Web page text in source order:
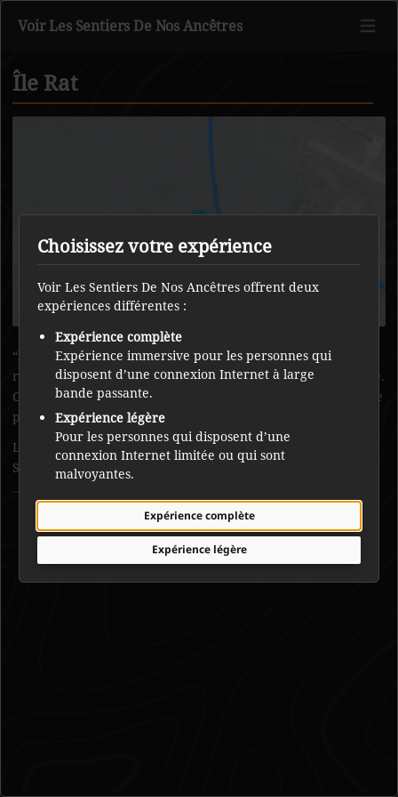
Retour au contenu principal
Voir Les Sentiers De Nos Ancêtres
Île Rat
L’île Rat est l’endroit où les femmes, les enfants et les chiens
restaient pendant que les hommes partaient faire de la traite.
C’était un endroit sûr. La dernière fois qu’on a utilisé cette île
pour cette raison, c’était vers 1930-1940.
Les forestiers sont venus et ont essayé de brûler l’île. Louis
Simpson et Annie Simpson se sont mariés sur l’île Rat.
Choisissez votre expérience
Voir Les Sentiers De Nos Ancêtres offrent deux
expériences différentes :
Expérience complète
Expérience immersive pour les personnes qui
disposent d’une connexion Internet à large
bande passante.
Expérience légère
Pour les personnes qui disposent d’une
connexion Internet limitée ou qui sont
malvoyantes.
Expérience complète
Expérience légère